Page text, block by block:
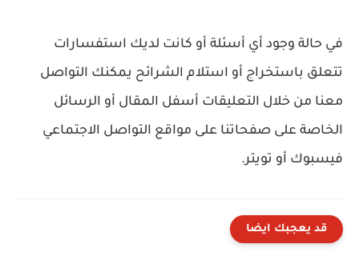
في حالة وجود أي أسئلة أو كانت لديك استفسارات
تتعلق باستخراج أو استلام الشرائح يمكنك التواصل
معنا من خلال التعليقات أسفل المقال أو الرسائل
الخاصة على صفحاتنا على مواقع التواصل الاجتماعي
فيسبوك أو تويتر.
قد يعجبك ايضا